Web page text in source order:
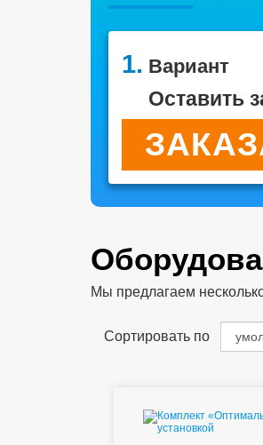
1. Вариант
Оставить
Мы предлагаем
Сортировать по